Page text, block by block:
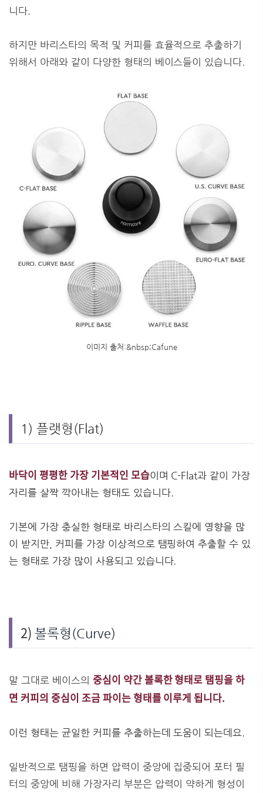
니다.
하지만 바리스타의 목적 및 커피를 효율적으로 추출하기
위해서 아래와 같이 다양한 형태의 베이스들이 있습니다.
이미지 출처:&nbsp;Cafune
1) 플랫형(Flat)
바닥이 평평한 가장 기본적인 모습이며 C-Flat과 같이 가장
자리를 살짝 깍아내는 형태도 있습니다.
기본에 가장 충실한 형태로 바리스타의 스킬에 영향을 많
이 받지만, 커피를 가장 이상적으로 탬핑하여 추출할 수 있
는 형태로 가장 많이 사용되고 있습니다.
2) 볼록형(Curve)
말 그대로 베이스의 중심이 약간 볼록한 형태로 탬핑을 하
면 커피의 중심이 조금 파이는 형태를 이루게 됩니다.
이런 형태는 균일한 커피를 추출하는데 도움이 되는데요.
일반적으로 탬핑을 하면 압력이 중앙에 집중되어 포터 필
터의 중앙에 비해 가장자리 부분은 압력이 약하게 형성이